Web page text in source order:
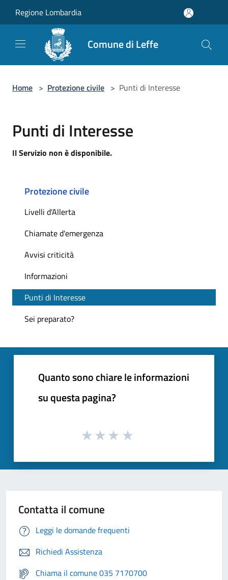
Regione Lombardia
Comune di Leffe
Home > Protezione civile > Punti di Interesse
Punti di Interesse
Il Servizio non è disponibile.
Protezione civile
Livelli d'Allerta
Chiamate d'emergenza
Avvisi criticità
Informazioni
Punti di Interesse
Sei preparato?
Quanto sono chiare le informazioni
su questa pagina?
Contatta il comune
Leggi le domande frequenti
Richiedi Assistenza
Chiama il comune 035 7170700